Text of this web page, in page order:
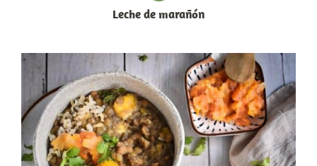
Leche de marañón